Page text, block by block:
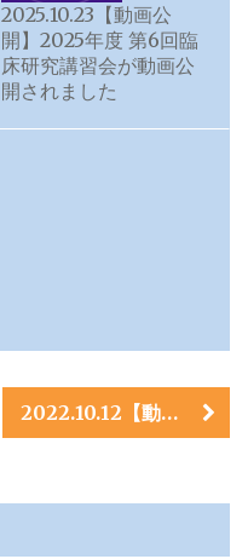
2025.10.23【動画公
開】2025年度 第6回臨
床研究講習会が動画公
開されました
2022.10.12【動画公開】2022年度 第4回臨床研究講習会が動画公開されました